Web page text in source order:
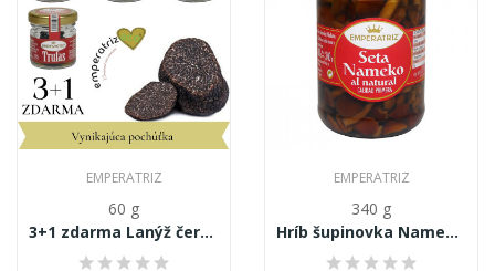
EMPERATRIZ
60 g
3+1 zdarma Lanýž černá čerstvá 4x15g
EMPERATRIZ
340 g
Hríb šupinovka Nameko (Pholiota nameko) v...